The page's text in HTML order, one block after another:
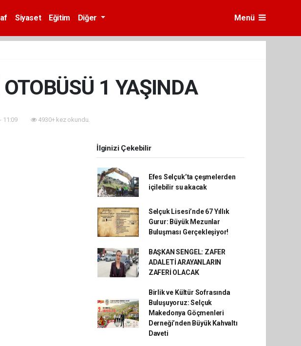
Siyaset Eğitim Diğer Menü
1 YAŞINDA
11:09 4930+ kez okundu.
İlginizi Çekebilir
Efes Selçuk’ta çeşmelerden
içilebilir su akacak
Selçuk Lisesi’nde 67 Yıllık
Gurur: Büyük Mezunlar
Buluşması Gerçekleşiyor!
BAŞKAN SENGEL: ZAFER
ADALETİ ARAYANLARIN
ZAFERİ OLACAK
Birlik ve Kültür Sofrasında
Buluşuyoruz: Selçuk
Makedonya Göçmenleri
Derneği’nden Büyük Kahvaltı
Daveti